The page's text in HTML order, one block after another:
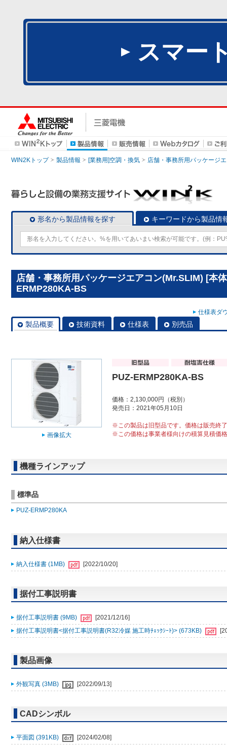
スマー
WIN2Kトップ 製品情報 [業務用]空調・換気 店舗・事務所用パッケージ
形名から製品情報を探す キーワードから製品情
店舗・事務所用パッケージエアコン(Mr.SLIM) [本
ERMP280KA-BS
仕様表ダ
製品概要 技術資料 仕様表 別売品
画像拡大
PUZ-ERMP280KA-BS
価格：2,130,000円（税別）
発売日：2021年05月10日
※この製品は旧型品です。価格は販売終
※この価格は事業者様向けの積算見積価
機種ラインアップ
標準品
PUZ-ERMP280KA
納入仕様書
納入仕様書 (1MB) [2022/10/20]
据付工事説明書
据付工事説明書 (9MB)
[2021/12/16]
据付工事説明書<据付工事説明書(R32冷媒 施工時ﾁｪｯｸｼｰﾄ)> (673KB)
製品画像
外観写真 (3MB) [2022/09/13]
CADシンボル
平面図 (391KB)
[2024/02/08]